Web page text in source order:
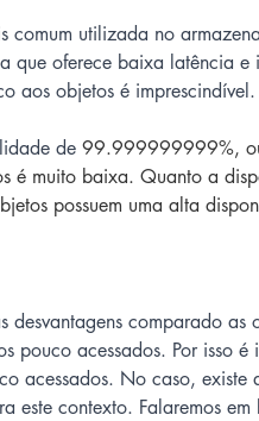
comum utilizada no
que oferece baixa latência e
aos objetos é imprescindível.
de 99.999999999%, ou
é muito baixa. Quanto a
possuem uma alta
desvantagens comparado
pouco acessados. Por isso
acessados. No caso, existe
este contexto. Falaremos em